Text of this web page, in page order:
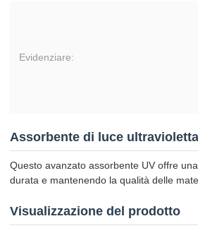
Evidenziare:
Assorbente di luce
Questo avanzato assorbente UV offre
durata e mantenendo la qualità delle
Visualizzazione del prodotto